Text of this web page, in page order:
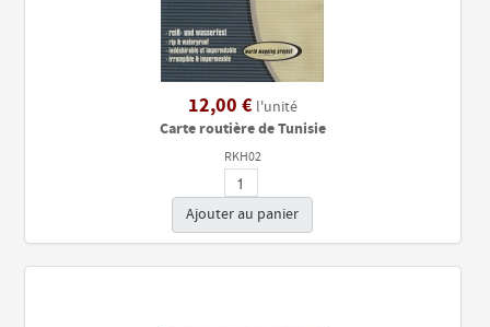
12,00 € l'unité
Carte routière de Tunisie
RKH02
Ajouter au panier